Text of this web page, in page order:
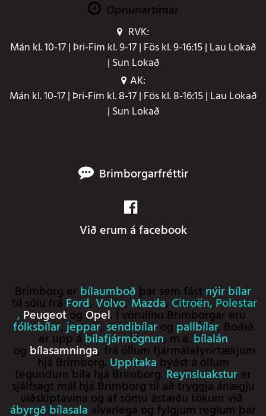
Opnunartímar
RVK:
Mán kl. 10-17 | Þri-Fim kl. 9-17 | Fös kl. 9-16:15 | Lau Lokað
| Sun Lokað
AK:
Mán kl. 10-17 | Þri-Fim kl. 8-17 | Fös kl. 8-16:15 | Lau Lokað
| Sun Lokað
Brimborgarfréttir
Við erum á facebook
Brimborg er bílaumboð þar sem fást nýir bílar
til sölu frá Ford, Volvo, Mazda, Citroën,Polestar
, Peugeotog Opel. Í vörulínu Brimborgar eru
fólksbílar,jeppar, sendibílarog pallbílar. Boðið
er upp ábílafjármögnun, m.a. bílalán
og bílasamninga, frá öllum fjármálafyrirtækjum
hjá Brimborg. Uppítakabýðst á öllum
tegundum bíla hjá Brimborg. Reynsluaksturer
sjálfsagt mál hjá Brimborg til að tryggja ánægju
viðskiptavina og af sömu ástæðu tökum við
ábyrgð bílasala alvarlega og fylgjum reglum þar